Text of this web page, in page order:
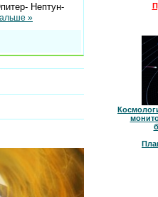
Нептун-
»